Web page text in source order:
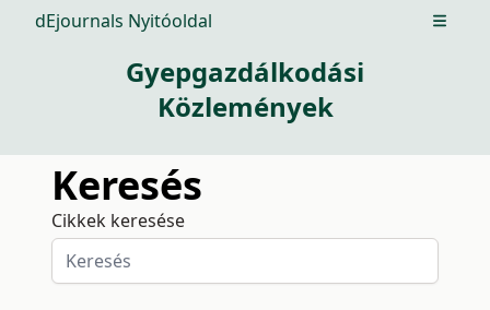
dEjournals Nyitóoldal Open
Gyepgazdálkodási
Közlemények
Keresés
Cikkek keresése